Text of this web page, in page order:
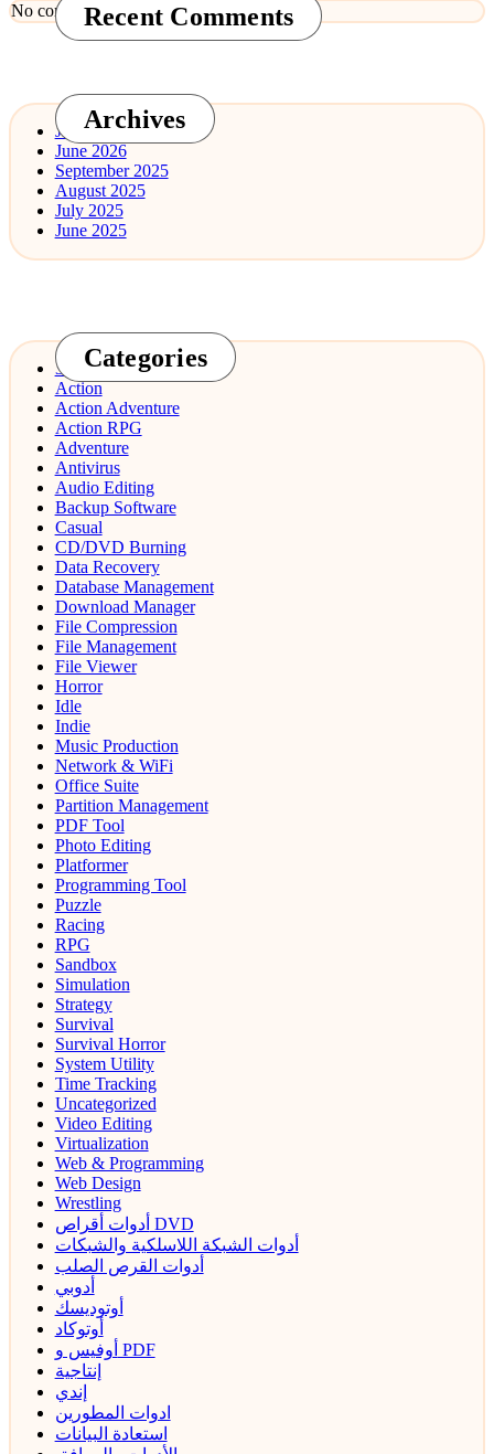
Recent Comments
No comments to show.
Archives
July 2026
June 2026
September 2025
August 2025
July 2025
June 2025
Categories
3D Design
Action
Action Adventure
Action RPG
Adventure
Antivirus
Audio Editing
Backup Software
Casual
CD/DVD Burning
Data Recovery
Database Management
Download Manager
File Compression
File Management
File Viewer
Horror
Idle
Indie
Music Production
Network & WiFi
Office Suite
Partition Management
PDF Tool
Photo Editing
Platformer
Programming Tool
Puzzle
Racing
RPG
Sandbox
Simulation
Strategy
Survival
Survival Horror
System Utility
Time Tracking
Uncategorized
Video Editing
Virtualization
Web & Programming
Web Design
Wrestling
أدوات أقراص DVD
أدوات الشبكة اللاسلكية والشبكات
أدوات القرص الصلب
أدوبي
أوتوديسك
أوتوكاد
أوفيس و PDF
إنتاجية
إندي
ادوات المطورين
استعادة البيانات